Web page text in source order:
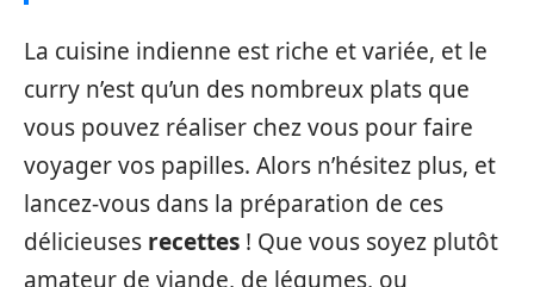
La cuisine indienne est riche et variée, et le
curry n’est qu’un des nombreux plats que
vous pouvez réaliser chez vous pour faire
voyager vos papilles. Alors n’hésitez plus, et
lancez-vous dans la préparation de ces
délicieuses recettes ! Que vous soyez plutôt
amateur de viande, de légumes, ou